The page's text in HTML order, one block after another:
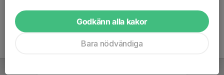
Godkänn alla kakor
Bara nödvändiga